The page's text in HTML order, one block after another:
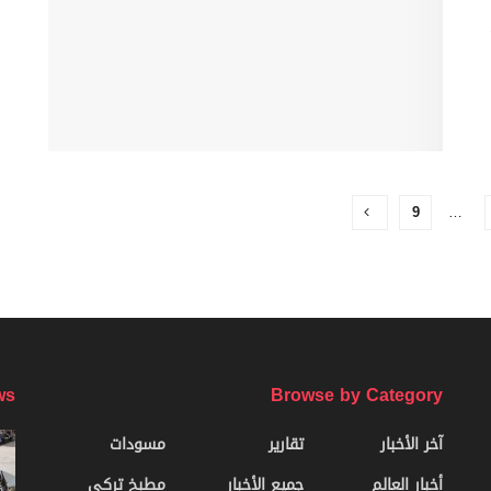
…
9
Browse by Category
آخر الأخبار
أخبار العالم
تقارير
جميع الأخبار
مسودات
مطبخ تركي